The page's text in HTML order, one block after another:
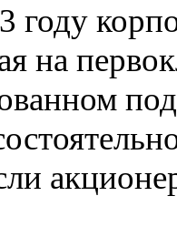
году
на